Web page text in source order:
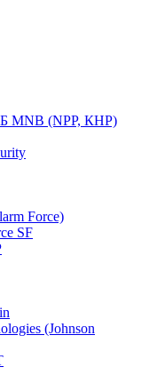
MNB (NPP, КНР)
Force)
SF
(Johnson